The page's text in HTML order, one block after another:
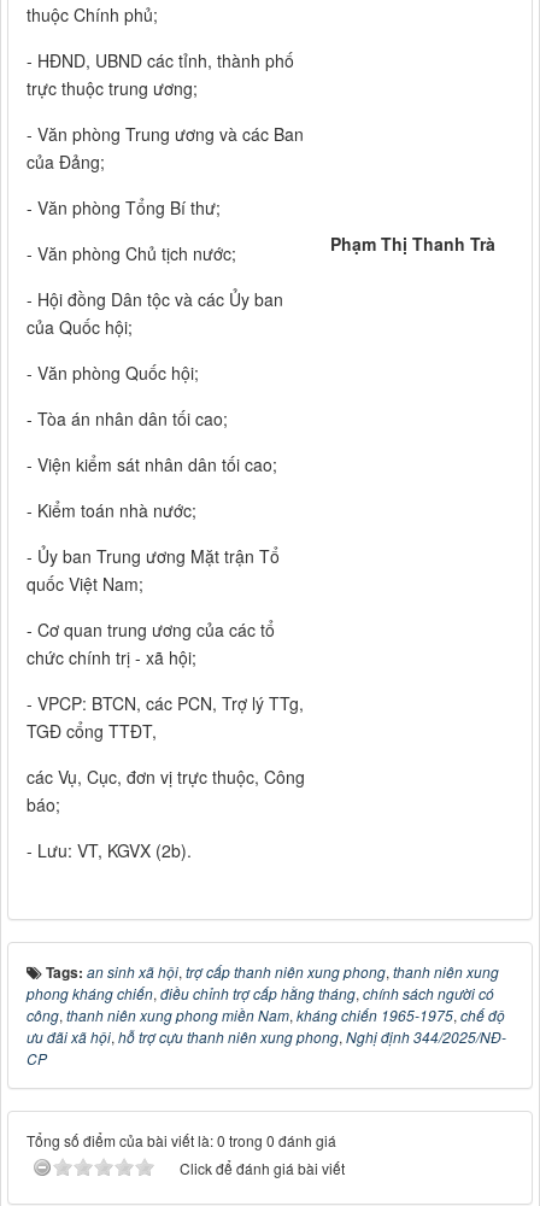
thuộc Chính phủ;
- HĐND, UBND các tỉnh, thành phố
trực thuộc trung ương;
- Văn phòng Trung ương và các Ban
của Đảng;
- Văn phòng Tổng Bí thư;
- Văn phòng Chủ tịch nước;
- Hội đồng Dân tộc và các Ủy ban
của Quốc hội;
- Văn phòng Quốc hội;
- Tòa án nhân dân tối cao;
- Viện kiểm sát nhân dân tối cao;
- Kiểm toán nhà nước;
- Ủy ban Trung ương Mặt trận Tổ
quốc Việt Nam;
- Cơ quan trung ương của các tổ
chức chính trị - xã hội;
- VPCP: BTCN, các PCN, Trợ lý TTg,
TGĐ cổng TTĐT,
các Vụ, Cục, đơn vị trực thuộc, Công
báo;
- Lưu: VT, KGVX (2b).
Phạm Thị Thanh Trà
Tags: an sinh xã hội, trợ cấp thanh niên xung phong, thanh niên xung
phong kháng chiến, điều chỉnh trợ cấp hằng tháng, chính sách người có
công, thanh niên xung phong miền Nam, kháng chiến 1965-1975, chế độ
ưu đãi xã hội, hỗ trợ cựu thanh niên xung phong, Nghị định 344/2025/NĐ-
CP
Tổng số điểm của bài viết là: 0 trong 0 đánh giá
Click để đánh giá bài viết